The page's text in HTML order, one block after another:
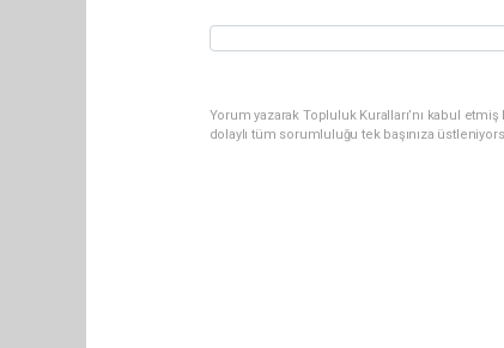
Yorum yazarak Topluluk Kuralları’nı kabul
dolaylı tüm sorumluluğu tek başınıza